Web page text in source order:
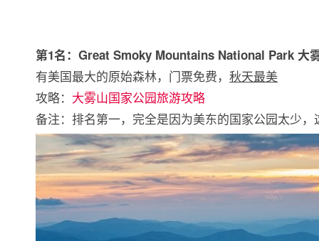
第1名：Great Smoky Mountains National Park 大
有美国最大的原始森林，门票免费， 秋天最美
攻略： 大雾山国家公园旅游攻略
备注：排名第一，完全是因为美东的国家公园太少